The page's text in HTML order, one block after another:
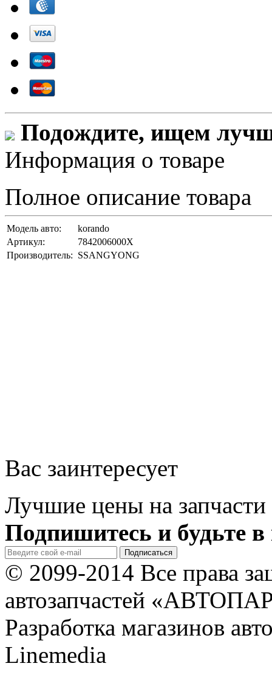
Подождите, ищем
Информация о товаре
Полное описание товара
Модель авто:
korando
Артикул:
7842006000X
Производитель: SSANGYONG
Вас заинтересует
Лучшие цены на запчасти
Подпишитесь и будьте в
© 2099-2014 Все права
автозапчастей
Разработка магазинов
Linemedia